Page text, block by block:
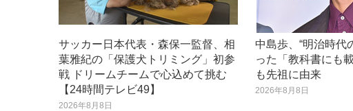
サッカー日本代表・森保一監督、相
葉雅紀の「保護犬トリミング」初参
戦 ドリームチームで心込めて挑む
【24時間テレビ49】
2026年8月8日
中島歩、“明治時代
った「教科書にも
も先祖に由来
2026年8月8日